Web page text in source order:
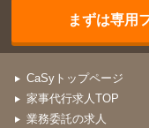
まずは専用
CaSyトップページ
家事代行求人TOP
業務委託の求人